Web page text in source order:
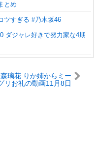
とめ
ツすぎる #乃木坂46
ダジャレ好きで努力家な4期
璃花 りか姉からミー
リお礼の動画11月8日